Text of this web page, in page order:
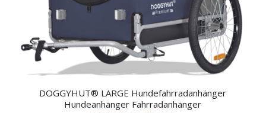
DOGGYHUT® LARGE Hundefahrradanhänger
Hundeanhänger Fahrradanhänger